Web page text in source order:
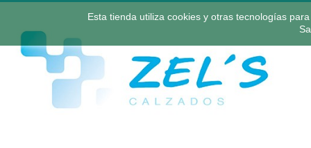
Esta tienda utiliza cookies y otras tecnologías